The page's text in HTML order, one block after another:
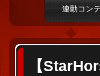
連動コン
【